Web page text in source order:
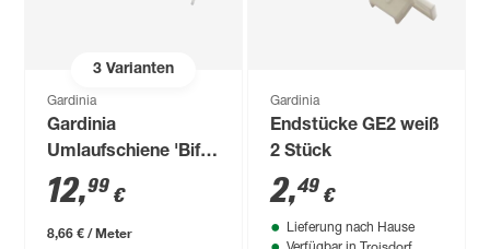
3Varianten
Gardinia
Gardinia
Umlaufschiene 'Bifo'
weiß 150 cm
12,99 €
8,66 € / Meter
Gardinia
Endstücke GE2 weiß
2 Stück
2,49 €
Lieferung nach Hause